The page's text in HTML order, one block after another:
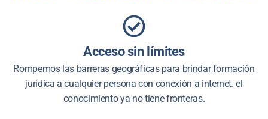
Acceso sin límites
Rompemos las barreras geográficas para brindar formación
jurídica a cualquier persona con conexión a internet. el
conocimiento ya no tiene fronteras.